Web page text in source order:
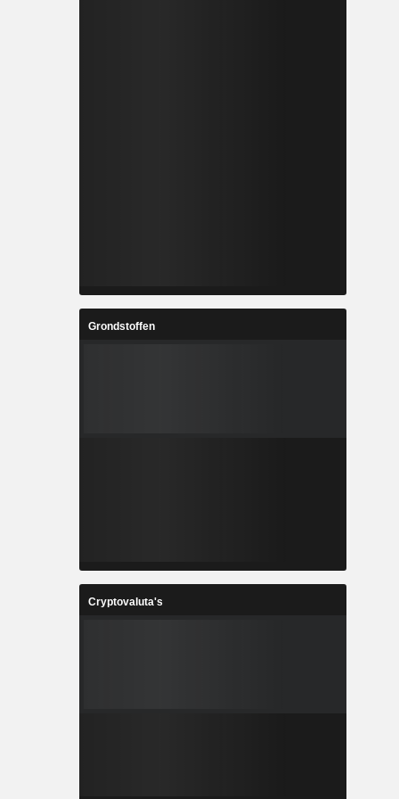
Grondstoffen
Cryptovaluta's